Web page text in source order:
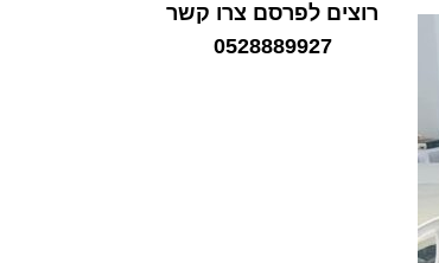
רוצים לפרסם צרו קשר
0528889927